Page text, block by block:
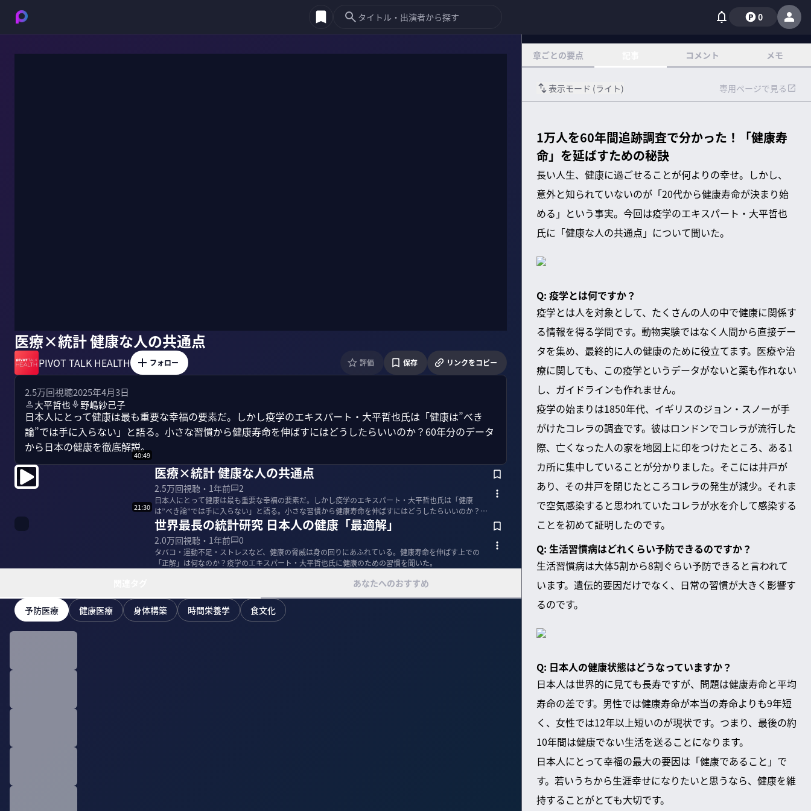
0
医療×統計 健康な人の共通点
PIVOT TALK HEALTH フォロー 評価 保存 リンクをコピー
2.5万回視聴2025年4月3日
大平哲也
野嶋紗己子
日本人にとって健康は最も重要な幸福の要素だ。しかし疫学のエキスパート・大平哲也氏は「健康は”べき
論”では手に入らない」と語る。小さな習慣から健康寿命を伸ばすにはどうしたらいいのか？60年分のデータ
から日本の健康を徹底解説。
40:49
医療×統計 健康な人の共通点
2.5万回視聴・ 1年前 2
日本人にとって健康は最も重要な幸福の要素だ。しかし疫学のエキスパート・大平哲也氏は「健康
は”べき論”では手に入らない」と語る。小さな習慣から健康寿命を伸ばすにはどうしたらいいのか？6
0年分のデータから...
21:30
世界最長の統計研究 日本人の健康「最適解」
2.0万回視聴・ 1年前 0
タバコ・運動不足・ストレスなど、健康の脅威は身の回りにあふれている。健康寿命を伸ばす上での
「正解」は何なのか？疫学のエキスパート・大平哲也氏に健康のための習慣を聞いた。
あなたへのおすすめ
予防医療 健康医療 身体構築 時間栄養学 食文化
章ごとの要点 コメント メモ
表示モード (ライト) 専用ページで見る
1万人を60年間追跡調査で分かった！「健康寿
命」を延ばすための秘訣
長い人生、健康に過ごせることが何よりの幸せ。しかし、
意外と知られていないのが「20代から健康寿命が決まり始
める」という事実。今回は疫学のエキスパート・大平哲也
氏に「健康な人の共通点」について聞いた。
Q: 疫学とは何ですか？
疫学とは人を対象として、たくさんの人の中で健康に関係す
る情報を得る学問です。動物実験ではなく人間から直接デー
タを集め、最終的に人の健康のために役立てます。医療や治
療に関しても、この疫学というデータがないと薬も作れない
し、ガイドラインも作れません。
疫学の始まりは1850年代、イギリスのジョン・スノーが手
がけたコレラの調査です。彼はロンドンでコレラが流行した
際、亡くなった人の家を地図上に印をつけたところ、ある1
カ所に集中していることが分かりました。そこには井戸が
あり、その井戸を閉じたところコレラの発生が減少。それま
で空気感染すると思われていたコレラが水を介して感染する
ことを初めて証明したのです。
Q: 生活習慣病はどれくらい予防できるのですか？
生活習慣病は大体5割から8割ぐらい予防できると言われて
います。遺伝的要因だけでなく、日常の習慣が大きく影響す
るのです。
Q: 日本人の健康状態はどうなっていますか？
日本人は世界的に見ても長寿ですが、問題は健康寿命と平均
寿命の差です。男性では健康寿命が本当の寿命よりも9年短
く、女性では12年以上短いのが現状です。つまり、最後の約
10年間は健康でない生活を送ることになります。
日本人にとって幸福の最大の要因は「健康であること」で
す。若いうちから生涯幸せになりたいと思うなら、健康を維
持することがとても大切です。